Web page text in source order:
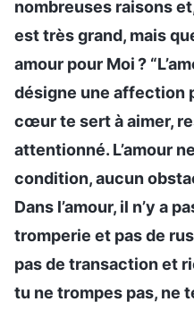
nombreuses raisons
est très grand, mais
amour pour Moi ?
désigne une affection
cœur te sert à aimer,
attentionné. L’amour
condition, aucun
Dans l’amour, il n’y a
tromperie et pas de
pas de transaction et
tu ne trompes pas, ne